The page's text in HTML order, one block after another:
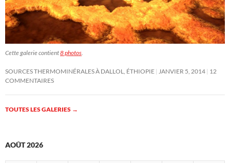
Cette galerie contient8 photos.
SOURCES THERMOMINÉRALES À DALLOL, ÉTHIOPIE JANVIER 5, 2014 12
COMMENTAIRES
TOUTES LES GALERIES →
AOÛT 2026